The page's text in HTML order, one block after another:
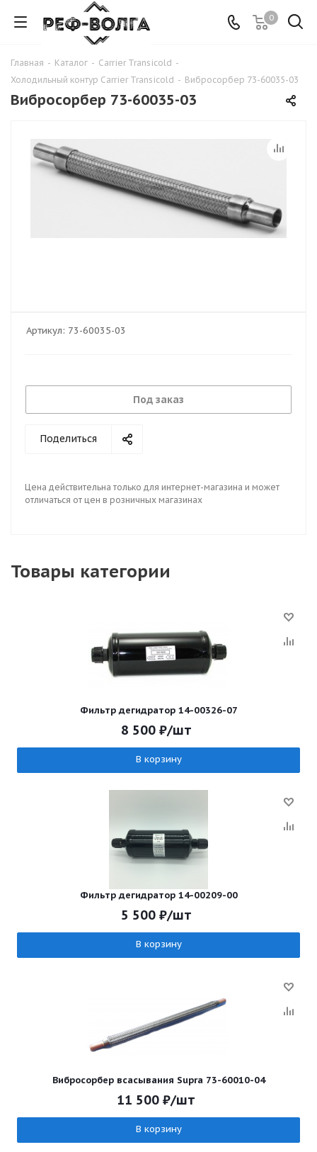
0
Главная - Каталог - Carrier Transicold -
Холодильный контур Carrier Transicold - Вибросорбер 73-60035-03
Вибросорбер 73-60035-03
Артикул: 73-60035-03
Под заказ
Поделиться
Цена действительна только для интернет-магазина и может
отличаться от цен в розничных магазинах
Товары категории
Фильтр дегидратор 14-00326-07
8 500₽/шт
В корзину
Фильтр дегидратор 14-00209-00
5 500₽/шт
В корзину
Вибросорбер всасывания Supra 73-60010-04
11 500 ₽/шт
В корзину